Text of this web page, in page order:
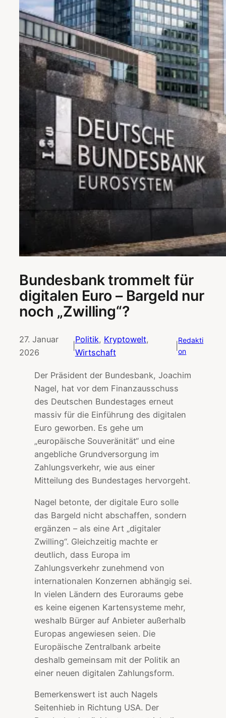
Bundesbank trommelt für
digitalen Euro – Bargeld nur
noch „Zwilling“?
27. Januar
2026
|
Politik, Kryptowelt
Wirtschaft
|
Redakti
on
Der Präsident der Bundesbank, Joachim
Nagel, hat vor dem Finanzausschuss
des Deutschen Bundestages erneut
massiv für die Einführung des digitalen
Euro geworben. Es gehe um
„europäische Souveränität“ und eine
angebliche Grundversorgung im
Zahlungsverkehr, wie aus einer
Mitteilung des Bundestages hervorgeht.
Nagel betonte, der digitale Euro solle
das Bargeld nicht abschaffen, sondern
ergänzen – als eine Art „digitaler
Zwilling“. Gleichzeitig machte er
deutlich, dass Europa im
Zahlungsverkehr zunehmend von
internationalen Konzernen abhängig sei.
In vielen Ländern des Euroraums gebe
es keine eigenen Kartensysteme mehr,
weshalb Bürger auf Anbieter außerhalb
Europas angewiesen seien. Die
Europäische Zentralbank arbeite
deshalb gemeinsam mit der Politik an
einer neuen digitalen Zahlungsform.
Bemerkenswert ist auch Nagels
Seitenhieb in Richtung USA. Der